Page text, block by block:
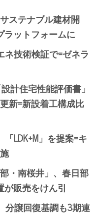
ステナブル建材開
ラットフォームに
技術検証で=ゼネラ
計住宅性能評価書」
新=新設着工構成比
LDK+M」を提案=キ
・南桜井」、春日部
販売をけん引
分譲回復基調も3期連